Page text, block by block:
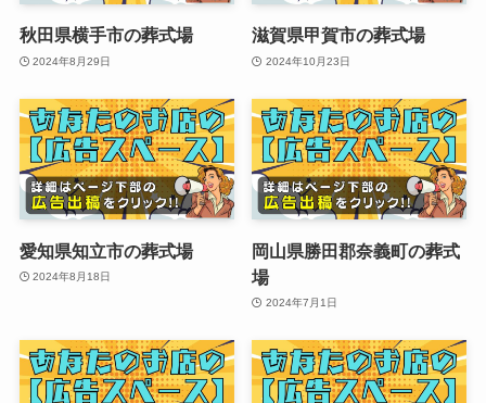
秋田県横手市の葬式場
2024年8月29日
滋賀県甲賀市の葬式場
2024年10月23日
愛知県知立市の葬式場
2024年8月18日
岡山県勝田郡奈義町の葬式
場
2024年7月1日